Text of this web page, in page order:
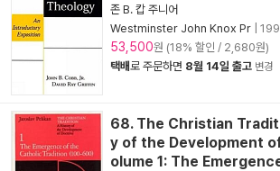
존 B. 캅 주니어
Westminster John Knox Pr
53,500원 (18% 할인 / 2,680원)
택배로 주문하면 8월 14일 출고 변경
68. The Christian
y of the Development
olume 1: The